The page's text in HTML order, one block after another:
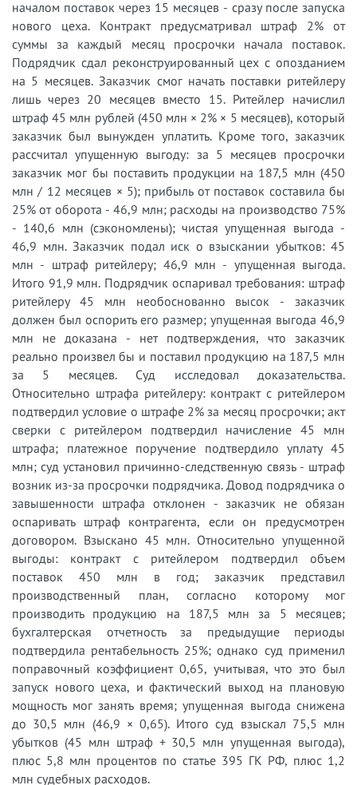
началом поставок через 15 месяцев - сразу после запуска
нового цеха. Контракт предусматривал штраф 2% от
суммы за каждый месяц просрочки начала поставок.
Подрядчик сдал реконструированный цех с опозданием
на 5 месяцев. Заказчик смог начать поставки ритейлеру
лишь через 20 месяцев вместо 15. Ритейлер начислил
штраф 45 млн рублей (450 млн × 2% × 5 месяцев), который
заказчик был вынужден уплатить. Кроме того, заказчик
рассчитал упущенную выгоду: за 5 месяцев просрочки
заказчик мог бы поставить продукции на 187,5 млн (450
млн / 12 месяцев × 5); прибыль от поставок составила бы
25% от оборота - 46,9 млн; расходы на производство 75%
- 140,6 млн (сэкономлены); чистая упущенная выгода -
46,9 млн. Заказчик подал иск о взыскании убытков: 45
млн - штраф ритейлеру; 46,9 млн - упущенная выгода.
Итого 91,9 млн. Подрядчик оспаривал требования: штраф
ритейлеру 45 млн необоснованно высок - заказчик
должен был оспорить его размер; упущенная выгода 46,9
млн не доказана - нет подтверждения, что заказчик
реально произвел бы и поставил продукцию на 187,5 млн
за 5 месяцев. Суд исследовал доказательства.
Относительно штрафа ритейлеру: контракт с ритейлером
подтвердил условие о штрафе 2% за месяц просрочки; акт
сверки с ритейлером подтвердил начисление 45 млн
штрафа; платежное поручение подтвердило уплату 45
млн; суд установил причинно-следственную связь - штраф
возник из-за просрочки подрядчика. Довод подрядчика о
завышенности штрафа отклонен - заказчик не обязан
оспаривать штраф контрагента, если он предусмотрен
договором. Взыскано 45 млн. Относительно упущенной
выгоды: контракт с ритейлером подтвердил объем
поставок 450 млн в год; заказчик представил
производственный план, согласно которому мог
производить продукцию на 187,5 млн за 5 месяцев;
бухгалтерская отчетность за предыдущие периоды
подтвердила рентабельность 25%; однако суд применил
поправочный коэффициент 0,65, учитывая, что это был
запуск нового цеха, и фактический выход на плановую
мощность мог занять время; упущенная выгода снижена
до 30,5 млн (46,9 × 0,65). Итого суд взыскал 75,5 млн
убытков (45 млн штраф + 30,5 млн упущенная выгода),
плюс 5,8 млн процентов по статье 395 ГК РФ, плюс 1,2
млн судебных расходов.